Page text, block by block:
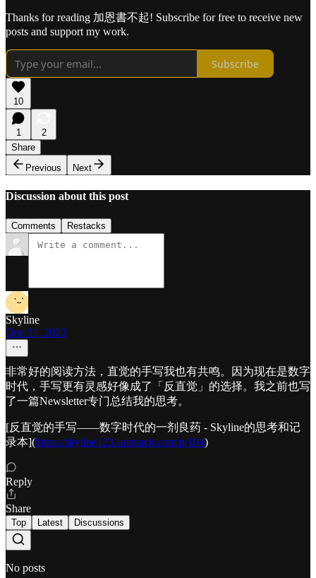
Thanks for reading 加恩書不起! Subscribe for free to receive new
posts and support my work.
Subscribe
10
1
2
Share
Previous
Next
Discussion about this post
Comments Restacks
Skyline
Dec 31, 2023
非常好的阅读方法，直觉的手写我也有共鸣。因为现在是数字
时代，手写更有灵感好像成了「反直觉」的选择。我之前也写
了一篇Newsletter专门总结我的思考。
[反直觉的手写——数字时代的一剂良药 - Skyline的思考和记
录本](https://skyline123.substack.com/p/104)
Reply
Share
Top Latest Discussions
No posts